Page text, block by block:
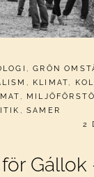
,GRÖN
, KLIMAT,
MAT ,
,SAMER
2
Gállok